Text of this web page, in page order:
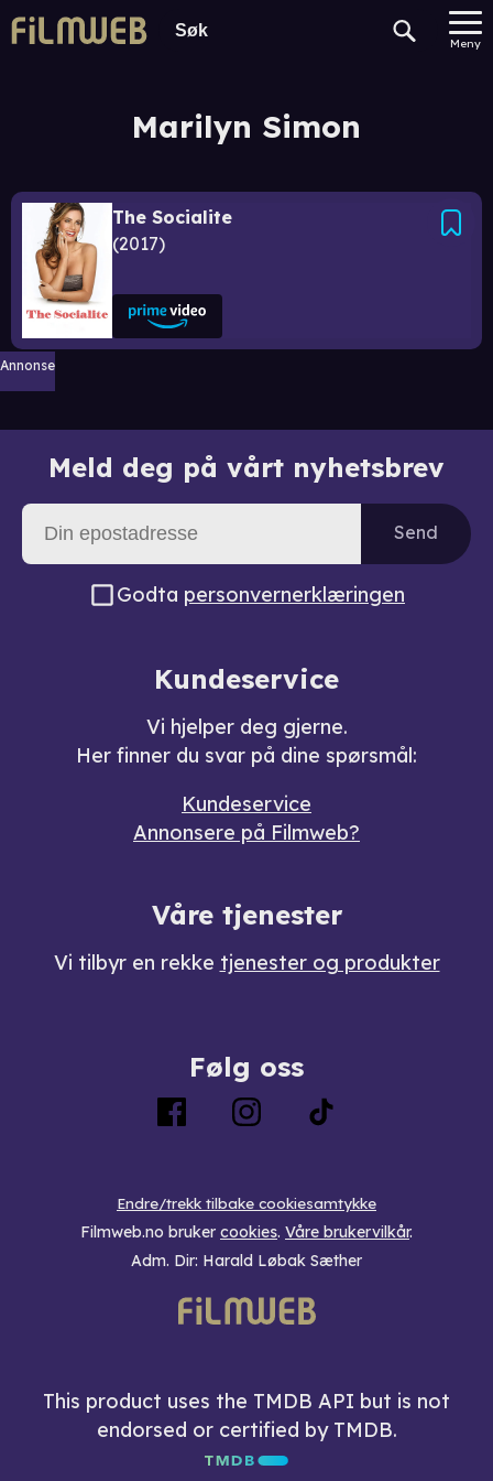
Meny
Marilyn Simon
The Socialite
2017
Annonse
Meld deg på vårt nyhetsbrev
Send
Godta personvernerklæringen
Kundeservice
Vi hjelper deg gjerne.
Her finner du svar på dine spørsmål:
Kundeservice
Annonsere på Filmweb?
Våre tjenester
Vi tilbyr en rekke tjenester og produkter
Følg oss
Endre/trekk tilbake cookiesamtykke
Filmweb.no bruker cookies. Våre brukervilkår.
Adm. Dir: Harald Løbak Sæther
This product uses the TMDB API but is not
endorsed or certified by TMDB.